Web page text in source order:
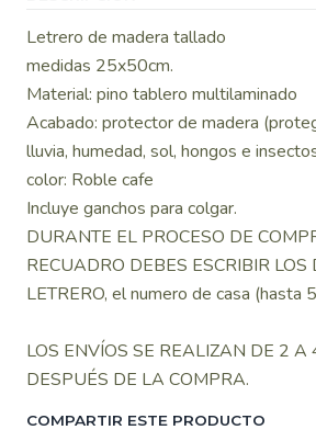
Letrero de madera tallado
medidas 25x50cm.
Material: pino tablero multilaminado
Acabado: protector de madera
lluvia, humedad, sol, hongos e
color: Roble cafe
Incluye ganchos para colgar.
DURANTE EL PROCESO DE
RECUADRO DEBES ESCRIBIR LOS
LETRERO, el numero de casa (hasta
LOS ENVÍOS SE REALIZAN DE 2
DESPUÉS DE LA COMPRA.
COMPARTIR ESTE PRODUCTO